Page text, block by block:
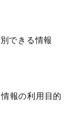
できる情報
報の利用目的